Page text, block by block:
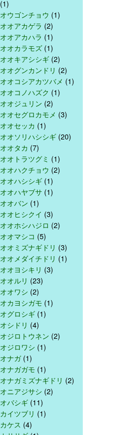
(1)
オウゴンチョウ (1)
オオアカゲラ (2)
オオアカハラ (1)
オオカラモズ (1)
オオキアシシギ (2)
オオグンカンドリ (2)
オオコシアカツバメ (1)
オオコノハズク (1)
オオジュリン (2)
オオセグロカモメ (3)
オオセッカ (1)
オオソリハシシギ (20)
オオタカ (7)
オオトラツグミ (1)
オオハクチョウ (2)
オオハシシギ (1)
オオハヤブサ (1)
オオバン (1)
オオヒシクイ (3)
オオホシハジロ (2)
オオマシコ (5)
オオミズナギドリ (3)
オオメダイチドリ (1)
オオヨシキリ (3)
オオルリ (23)
オオワシ (2)
オカヨシガモ (1)
オグロシギ (1)
オシドリ (4)
オジロトウネン (2)
オジロワシ (1)
オナガ(1)
オナガガモ (1)
オナガミズナギドリ (2)
オニアジサシ (2)
オバシギ (11)
カイツブリ (1)
カケス (4)